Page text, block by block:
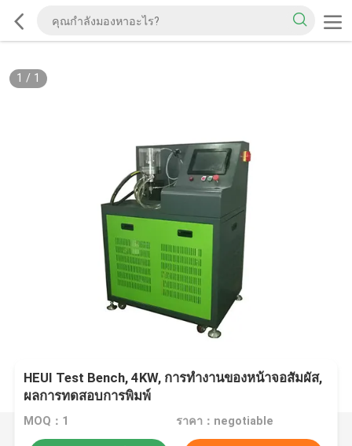
1 / 1
HEUI Test Bench, 4KW, การทำงานของหน้าจอสัมผัส,
ผลการทดสอบการพิมพ์
MOQ：1 ราคา：negotiable